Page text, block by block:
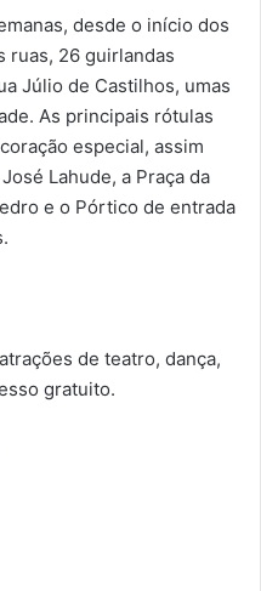
desde o início dos
ruas, 26 guirlandas
Júlio de Castilhos, umas
As principais rótulas
especial, assim
Lahude, a Praça da
e o Pórtico de entrada
de teatro, dança,
gratuito.